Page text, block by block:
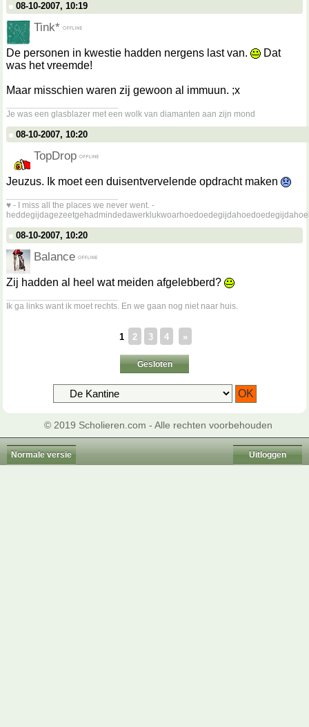
08-10-2007, 10:19
Tink*
De personen in kwestie hadden nergens last van.
Dat
was het vreemde!
Maar misschien waren zij gewoon al immuun. ;x
Je was een glasblazer met een wolk van diamanten aan zijn mond
08-10-2007, 10:20
TopDrop
Jeuzus. Ik moet een duisentvervelende opdracht maken
♥ - I miss all the places we never went. -
08-10-2007, 10:20
Balance
Zij hadden al heel wat meiden afgelebberd?
Ik ga links want ik moet rechts. En we gaan nog niet naar huis.
1 2 3 4 »
Gesloten
© 2019 Scholieren.com - Alle rechten voorbehouden
Normale versie Uitloggen